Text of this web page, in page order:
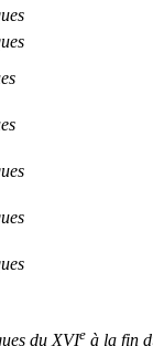
du XVIe à la fin